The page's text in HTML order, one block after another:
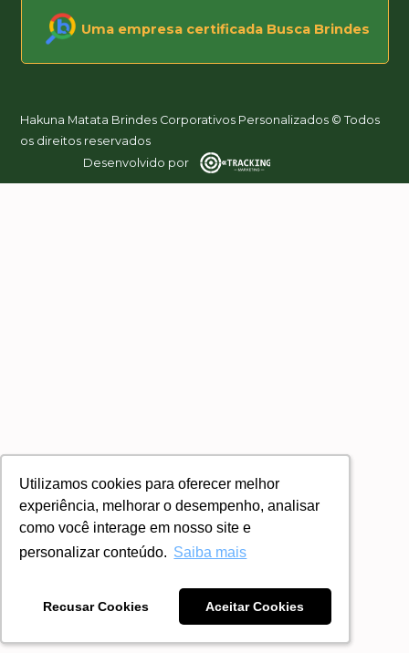
Utilizamos cookies para oferecer melhor
experiência, melhorar o desempenho, analisar
como você interage em nosso site e
personalizar conteúdo. Saiba mais
Recusar Cookies Aceitar Cookies
Utilizamos cookies para oferecer melhor
experiência, melhorar o desempenho, analisar
como você interage em nosso site e
personalizar conteúdo. Saiba mais
Recusar Cookies Aceitar Cookies
Uma empresa certificada Busca Brindes
Hakuna Matata Brindes Corporativos Personalizados © Todos
os direitos reservados
Desenvolvido por